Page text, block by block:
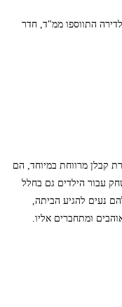
התווספו ממ"ד, חדר
קבלן מרווחת במיוחד, הם
עבור הילדים גם בחלל
נעים להגיע הביתה,
ומתחברים אליו.